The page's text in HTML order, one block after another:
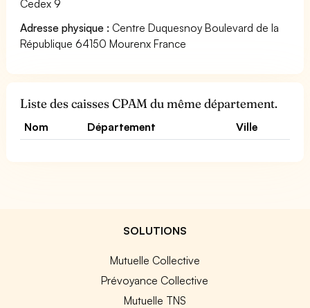
Cedex 9
Adresse physique : Centre Duquesnoy Boulevard de la
République 64150 Mourenx France
Liste des caisses CPAM du même département.
Nom Département Ville
SOLUTIONS
Mutuelle Collective
Prévoyance Collective
Mutuelle TNS